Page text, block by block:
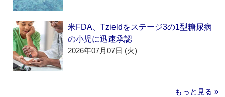
米FDA、Tzieldをステージ3の1型糖尿病
の小児に迅速承認
2026年07月07日 (火)
もっと見る »